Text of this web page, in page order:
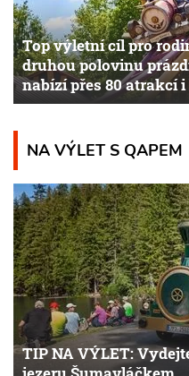
Top výletní cíl pro
druhou polovinu
nabízí přes 80 atrakcí
NA VÝLET S QAPEM
TIP NA VÝLET: